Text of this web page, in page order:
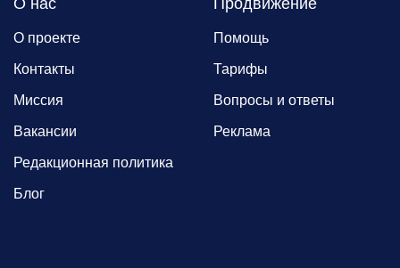
О проекте
Контакты
Миссия
Вакансии
Редакционная политика
Блог
Помощь
Тарифы
Вопросы и ответы
Реклама